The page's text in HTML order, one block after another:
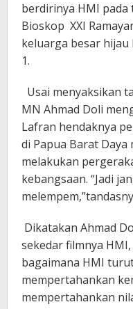
berdirinya HMI
Bioskop XXI
keluarga besar
1.
Usai menyaksikan
MN Ahmad Doli
Lafran hendaknya
di Papua Barat
melakukan
kebangsaan. “Jadi
Dikatakan Ahmad
sekedar filmnya
bagaimana HMI
mempertahankan
mempertahankan